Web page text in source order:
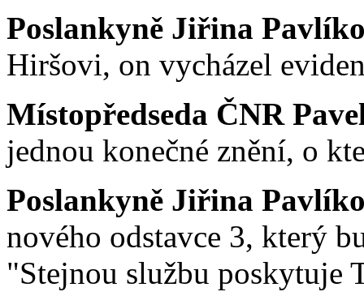
Poslankyně Jiřina
Hiršovi, on vycházel
Místopředseda ČNR
jednou konečné znění, o
Poslankyně Jiřina
nového odstavce 3, který
"Stejnou službu poskytuje